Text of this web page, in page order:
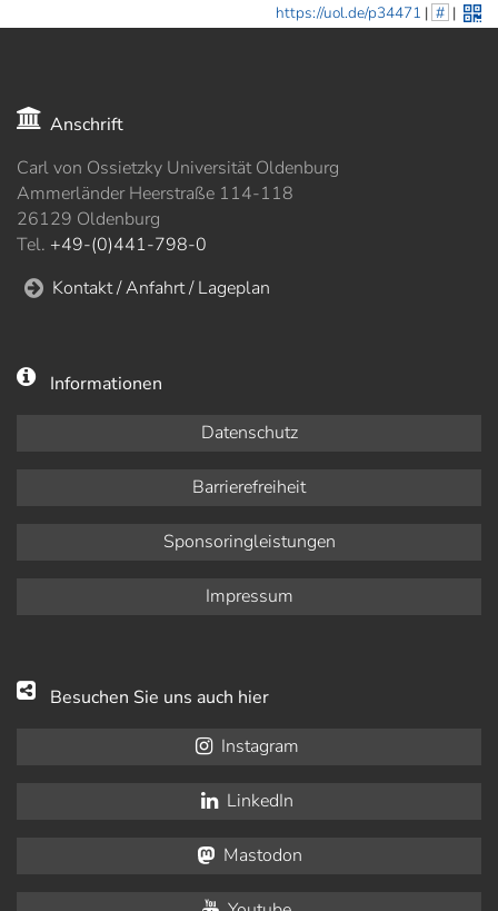
https://uol.de/p34471 | # |
Anschrift
Carl von Ossietzky Universität Oldenburg
Ammerländer Heerstraße 114-118
26129 Oldenburg
Tel. +49-(0)441-798-0
Kontakt / Anfahrt / Lageplan
Informationen
Datenschutz
Barrierefreiheit
Sponsoringleistungen
Impressum
Besuchen Sie uns auch hier
Instagram
LinkedIn
Mastodon